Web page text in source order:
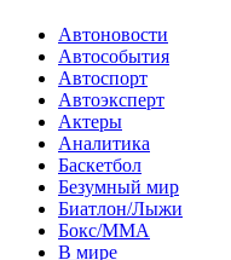
Автоновости
Автособытия
Автоспорт
Автоэксперт
Актеры
Аналитика
Баскетбол
Безумный мир
Биатлон/Лыжи
Бокс/MMA
В мире